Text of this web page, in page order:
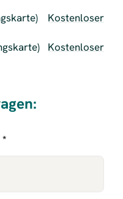
Kostenloser
Kostenloser